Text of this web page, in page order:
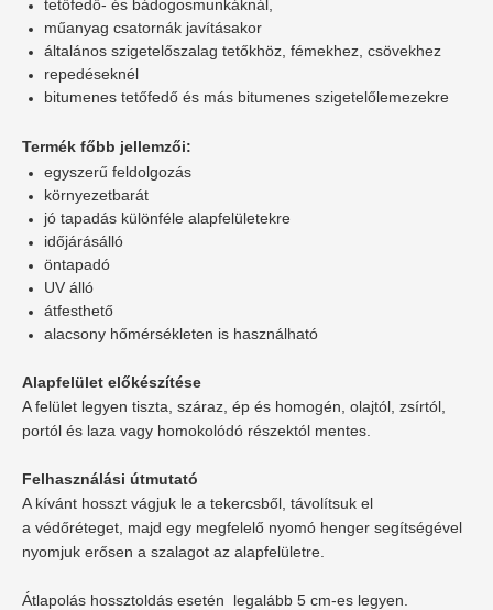
tetőfedő- és bádogosmunkáknál,
műanyag csatornák javításakor
általános szigetelőszalag tetőkhöz, fémekhez, csövekhez
repedéseknél
bitumenes tetőfedő és más bitumenes szigetelőlemezekre
Termék főbb jellemzői:
egyszerű feldolgozás
környezetbarát
jó tapadás különféle alapfelületekre
időjárásálló
öntapadó
UV álló
átfesthető
alacsony hőmérsékleten is használható
Alapfelület előkészítése
A felület legyen tiszta, száraz, ép és homogén, olajtól, zsírtól,
portól és laza vagy homokolódó részektól mentes.
Felhasználási útmutató
A kívánt hosszt vágjuk le a tekercsből, távolítsuk el
a védőréteget, majd egy megfelelő nyomó henger segítségével
nyomjuk erősen a szalagot az alapfelületre.
Átlapolás hossztoldás esetén legalább 5 cm-es legyen.